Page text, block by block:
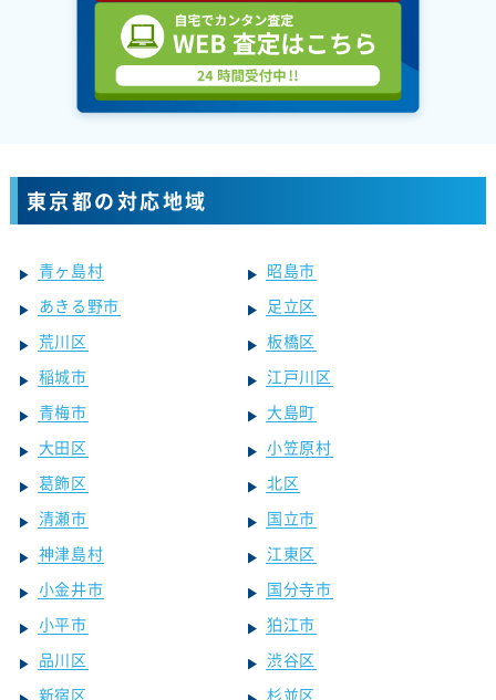
東京都の対応地域
青ヶ島村
昭島市
あきる野市
足立区
荒川区
板橋区
稲城市
江戸川区
青梅市
大島町
大田区
小笠原村
葛飾区
北区
清瀬市
国立市
神津島村
江東区
小金井市
国分寺市
小平市
狛江市
品川区
渋谷区
新宿区
杉並区